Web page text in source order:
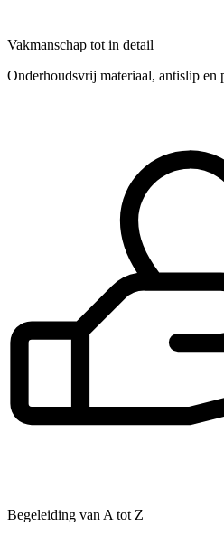
Vakmanschap tot in detail
Onderhoudsvrij materiaal, antislip en
Begeleiding van A tot Z